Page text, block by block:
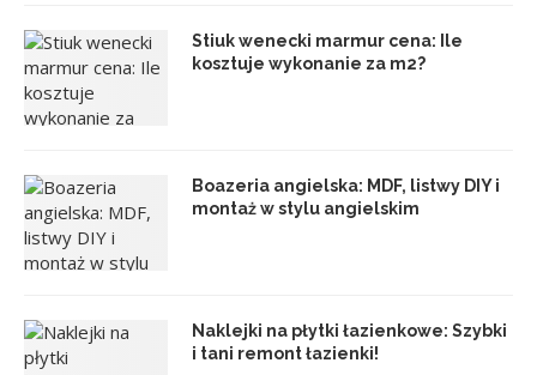
Stiuk wenecki marmur cena: Ile
kosztuje wykonanie za m2?
Boazeria angielska: MDF, listwy DIY i
montaż w stylu angielskim
Naklejki na płytki łazienkowe: Szybki
i tani remont łazienki!